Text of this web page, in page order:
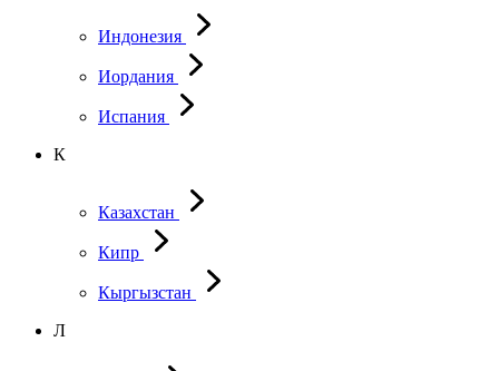
Индонезия
Иордания
Испания
К
Казахстан
Кипр
Кыргызстан
Л